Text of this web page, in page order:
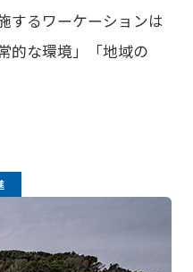
するワーケーションは
的な環境」「地域の